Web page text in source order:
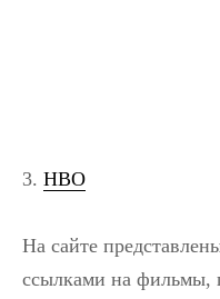
3. HBO
На сайте
ссылками на фильмы,